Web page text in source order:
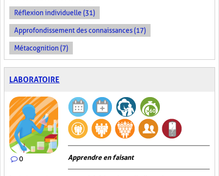
Réflexion individuelle (31)
Approfondissement des connaissances (17)
Métacognition (7)
LABORATOIRE
0 Apprendre en faisant